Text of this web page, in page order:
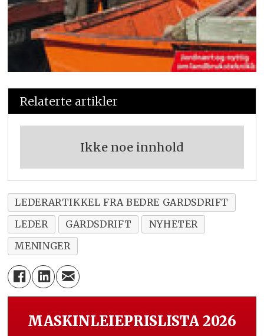
Relaterte artikler
Ikke noe innhold
LEDERARTIKKEL FRA BEDRE GARDSDRIFT
LEDER
GARDSDRIFT
NYHETER
MENINGER
MASKINLEIEPRISLISTA 2026